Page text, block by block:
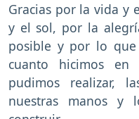
Gracias por la vida y
y el sol, por la
posible y por lo que
cuanto hicimos
pudimos realizar,
nuestras manos y